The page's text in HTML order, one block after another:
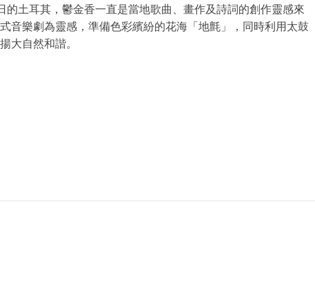
土耳其，鬱金香一直是當地歌曲、畫作及詩詞的創作靈感來
音樂劇為靈感，準備色彩繽紛的花海「地氈」，同時利用太鼓
大自然和諧。